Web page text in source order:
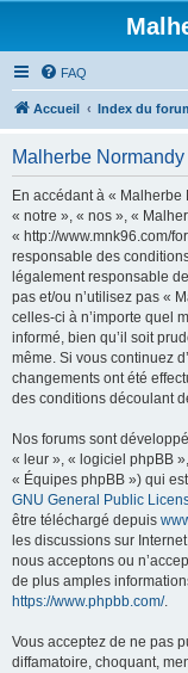
FAQ
Accueil Index du
Malherbe
En accédant à «
« notre », « nos », «
« http://www.mnk96.com/
responsable des
légalement responsable
pas et/ou n’utilisez pas «
celles-ci à n’importe quel
informé, bien qu’il soit
même. Si vous continuez
changements ont été
des conditions découlant
Nos forums sont
« leur », « logiciel phpBB
« Équipes phpBB ») qui
GNU General Public
être téléchargé depuis
les discussions sur
nous acceptons ou
de plus amples
https://www.phpbb.com/.
Vous acceptez de ne pas
diffamatoire, choquant,